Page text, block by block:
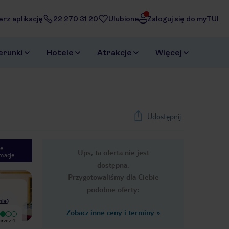
aplikację 22 270 31 20 Ulubione Zaloguj się do myTUI
Hotele Atrakcje Więcej
Udostępnij
Ups, ta oferta nie jest
dostępna.
Przygotowaliśmy dla Ciebie
podobne oferty:
Zobacz inne ceny i terminy »
Next slide
1/17
)
4